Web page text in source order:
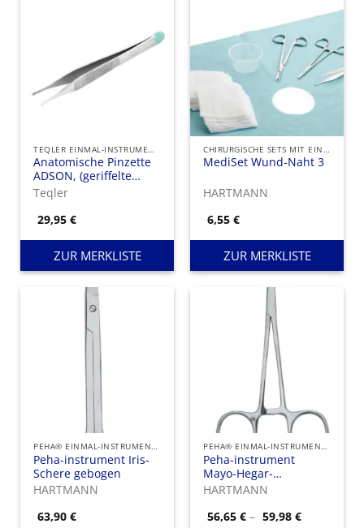
TEQLER EINMAL-INSTRUMENTE
Anatomische Pinzette
ADSON, (geriffelte
Haltebacken)
Teqler
29,95€
ZUR MERKLISTE
CHIRURGISCHE SETS MIT EINMAL-INSTRUMENTEN
MediSet Wund-Naht 3
HARTMANN
6,55€
ZUR MERKLISTE
PEHA® EINMAL-INSTRUMENTE
Peha-instrument Iris-
Schere gebogen
HARTMANN
63,90€
PEHA® EINMAL-INSTRUMENTE
Peha-instrument
Mayo-Hegar-
Nadelhalter
HARTMANN
56,65€ – 59,98€